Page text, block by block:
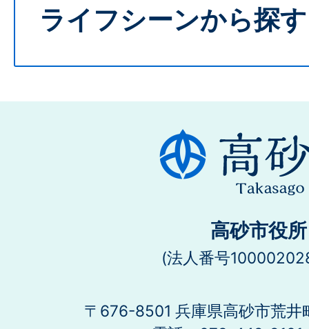
ライフシーンから探す
高砂市役所
(法人番号
〒676-8501 兵庫県高砂市荒井